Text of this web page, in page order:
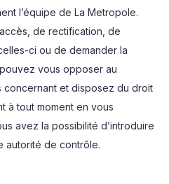
l’équipe de La Metropole.
de rectification, de
ci ou de demander la
vous opposer au
concernant et disposez du droit
à tout moment en vous
avez la possibilité d’introduire
autorité de contrôle.